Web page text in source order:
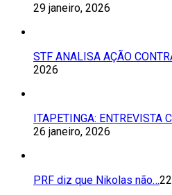
29 janeiro, 2026
STF ANALISA AÇÃO
2026
ITAPETINGA: ENTREVISTA
26 janeiro, 2026
PRF diz que Nikolas não…